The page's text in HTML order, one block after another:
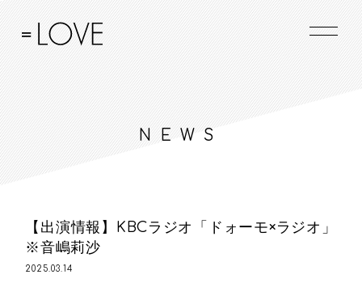
NEWS
【出演情報】KBCラジオ「ドォーモ×ラジオ」
※音嶋莉沙
2025.03.14